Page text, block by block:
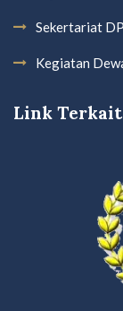
Sekertariat
Kegiatan
Link Terkait